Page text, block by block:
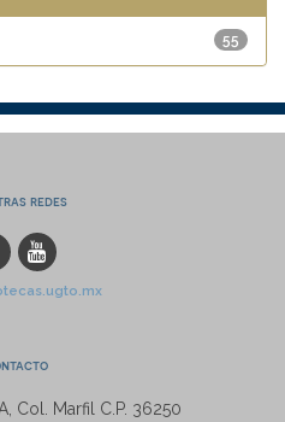
55
redes
Col. Marfil C.P. 36250